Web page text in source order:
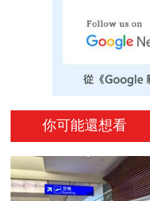
你可能還想看